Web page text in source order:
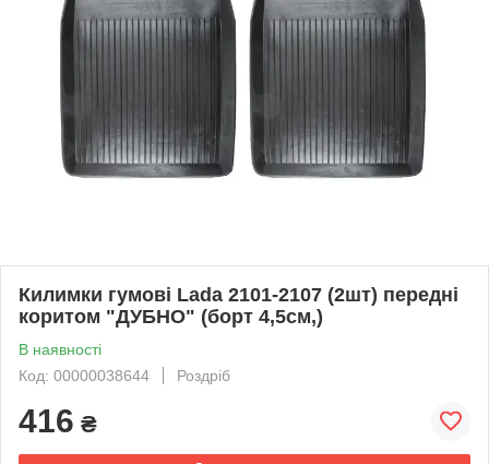
Килимки гумові Lada 2101-2107 (2шт) передні
коритом "ДУБНО" (борт 4,5см,)
В наявності
Код: 00000038644
Роздріб
416 ₴